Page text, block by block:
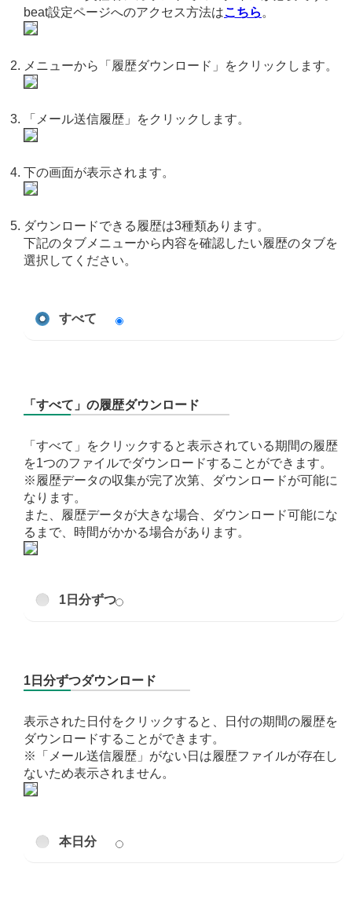
beat設定ページへのアクセス方法はこちら 。
メニューから「履歴ダウンロード」をクリックします。
「メール送信履歴」をクリックします。
下の画面が表示されます。
ダウンロードできる履歴は3種類あります。
下記のタブメニューから内容を確認したい履歴のタブを
選択してください。
すべて
「すべて」の履歴ダウンロード
「すべて」をクリックすると表示されている期間の履歴
を1つのファイルでダウンロードすることができます。
※履歴データの収集が完了次第、ダウンロードが可能に
なります。
また、履歴データが大きな場合、ダウンロード可能にな
るまで、時間がかかる場合があります。
1日分ずつ
1日分ずつダウンロード
表示された日付をクリックすると、日付の期間の履歴を
ダウンロードすることができます。
※「メール送信履歴」がない日は履歴ファイルが存在し
ないため表示されません。
本日分